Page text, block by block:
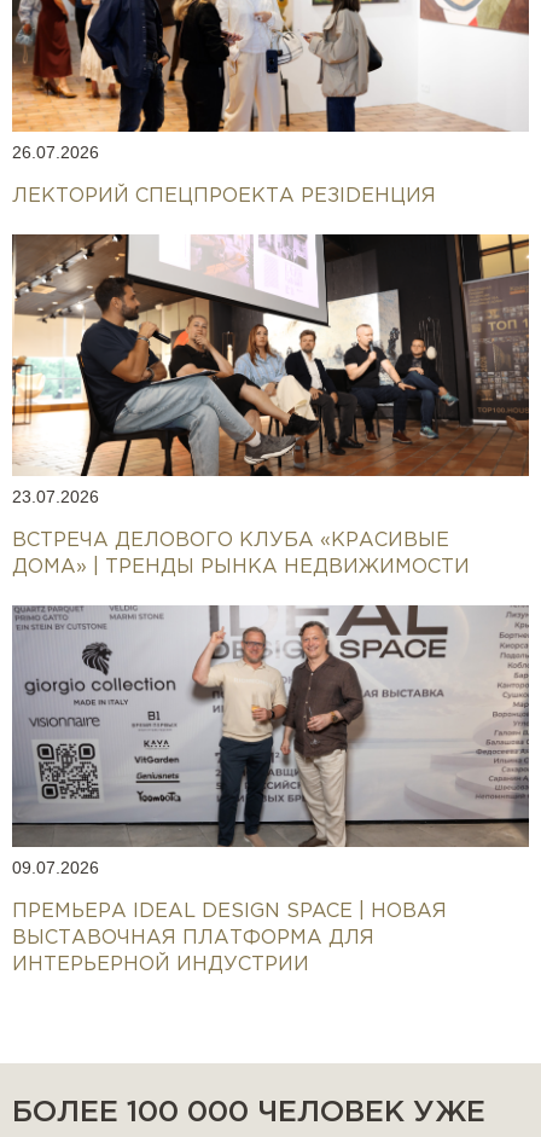
26.07.2026
ЛЕКТОРИЙ СПЕЦПРОЕКТА РЕЗIDEНЦИЯ
23.07.2026
ВСТРЕЧА ДЕЛОВОГО КЛУБА «КРАСИВЫЕ
ДОМА» | ТРЕНДЫ РЫНКА НЕДВИЖИМОСТИ
09.07.2026
ПРЕМЬЕРА IDEAL DESIGN SPACE | НОВАЯ
ВЫСТАВОЧНАЯ ПЛАТФОРМА ДЛЯ
ИНТЕРЬЕРНОЙ ИНДУСТРИИ
БОЛЕЕ 100 000 ЧЕЛОВЕК УЖЕ